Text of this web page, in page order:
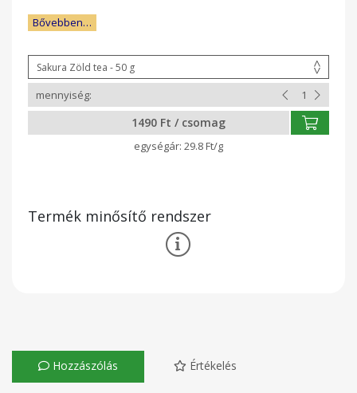
Bővebben…
1490 Ft / csomag
29.8 Ft/g
Termék minősítő rendszer
Hozzászólás Értékelés